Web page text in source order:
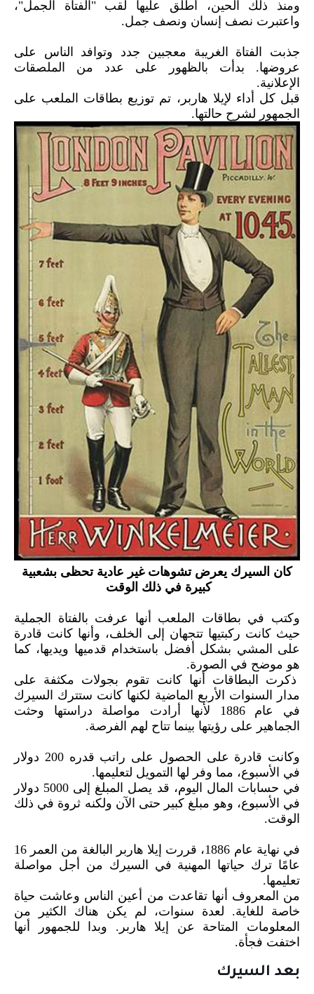
ومنذ ذلك الحين، أُطلق عليها لقب "الفتاة الجمل"،
واعتبرت نصف إنسان ونصف جمل.
جذبت الفتاة الغريبة معجبين جدد وتوافد الناس على
عروضها. بدأت بالظهور على عدد من الملصقات
الإعلانية.
قبل كل أداء لإيلا هاربر، تم توزيع بطاقات الملعب على
الجمهور لشرح حالتها.
كان السيرك يعرض تشوهات غير عادية تحظى بشعبية
كبيرة في ذلك الوقت
وكتب في بطاقات الملعب أنها عرفت بالفتاة الجملية
حيث كانت ركبتيها تتجهان إلى الخلف، وأنها كانت قادرة
على المشي بشكل أفضل باستخدام قدميها ويديها، كما
هو موضح في الصورة.
ذكرت البطاقات أنها كانت تقوم بجولات مكثفة على
مدار السنوات الأربع الماضية لكنها كانت ستترك السيرك
في عام 1886 لأنها أرادت مواصلة دراستها وحثت
الجماهير على رؤيتها بينما تتاح لهم الفرصة.
وكانت قادرة على الحصول على راتب قدره 200 دولار
في الأسبوع، مما وفر لها التمويل لتعليمها.
في حسابات المال اليوم، قد يصل المبلغ إلى 5000 دولار
في الأسبوع، وهو مبلغ كبير حتى الآن ولكنه ثروة في ذلك
الوقت.
في نهاية عام 1886، قررت إيلا هاربر البالغة من العمر 16
عامًا ترك حياتها المهنية في السيرك من أجل مواصلة
تعليمها.
من المعروف أنها تقاعدت من أعين الناس وعاشت حياة
خاصة للغاية. لعدة سنوات، لم يكن هناك الكثير من
المعلومات المتاحة عن إيلا هاربر. وبدا للجمهور أنها
اختفت فجأة.
بعد السيرك